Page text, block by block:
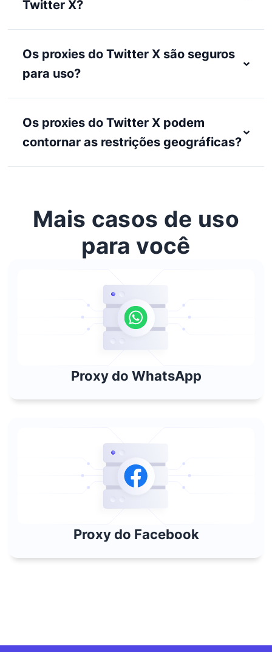
Twitter X?
Os proxies do Twitter X são seguros
para uso?
Os proxies do Twitter X podem
contornar as restrições geográficas?
Mais casos de uso
para você
Proxy do WhatsApp
Proxy do Facebook